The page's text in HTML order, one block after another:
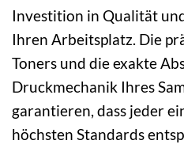
Investition in Qualität
Ihren Arbeitsplatz. Die
Toners und die exakte
Druckmechanik Ihres
garantieren, dass jeder
höchsten Standards